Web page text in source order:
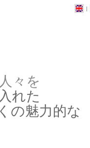
|
々を
れた
の魅力的な